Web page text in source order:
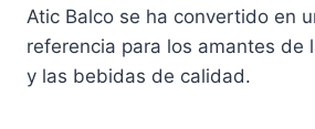
Atic Balco se ha convertido en
referencia para los amantes de
y las bebidas de calidad.